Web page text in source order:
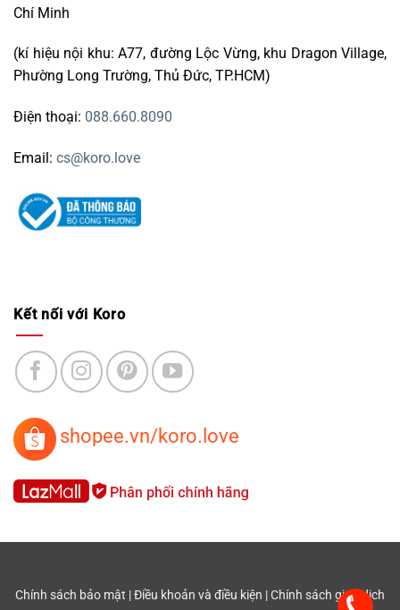
Chí Minh
(kí hiệu nội khu: A77, đường Lộc Vừng, khu Dragon Village,
Phường Long Trường, Thủ Đức, TP.HCM)
Điện thoại: 088.660.8090
Email: cs@koro.love
Kết nối với Koro
shopee.vn/koro.love
Chính sách bảo mật |Điều khoản và điều kiện |Chính sách giao dịch